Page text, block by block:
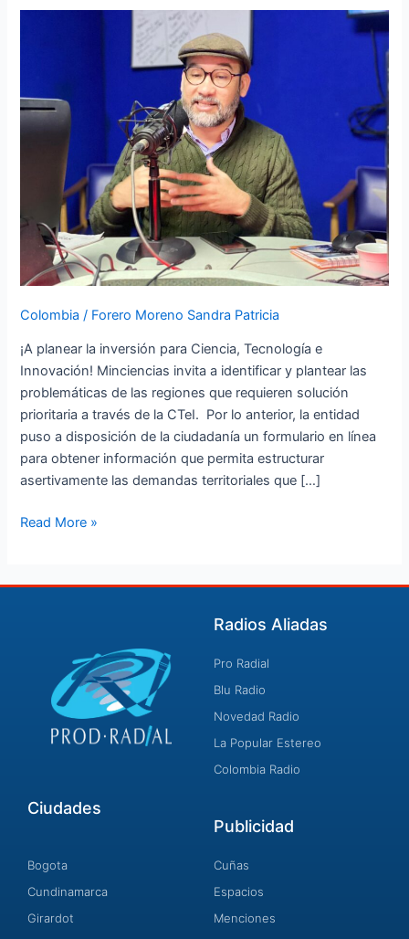
Colombia / Forero Moreno Sandra Patricia
¡A planear la inversión para Ciencia, Tecnología e
Innovación! Minciencias invita a identificar y plantear las
problemáticas de las regiones que requieren solución
prioritaria a través de la CTeI. Por lo anterior, la entidad
puso a disposición de la ciudadanía un formulario en línea
para obtener información que permita estructurar
asertivamente las demandas territoriales que […]
para
Innovación
de
Regalías
Read More »
Radios Aliadas
Pro Radial
Blu Radio
Novedad Radio
La Popular Estereo
Colombia Radio
Ciudades
Bogota
Cundinamarca
Girardot
Publicidad
Cuñas
Espacios
Menciones